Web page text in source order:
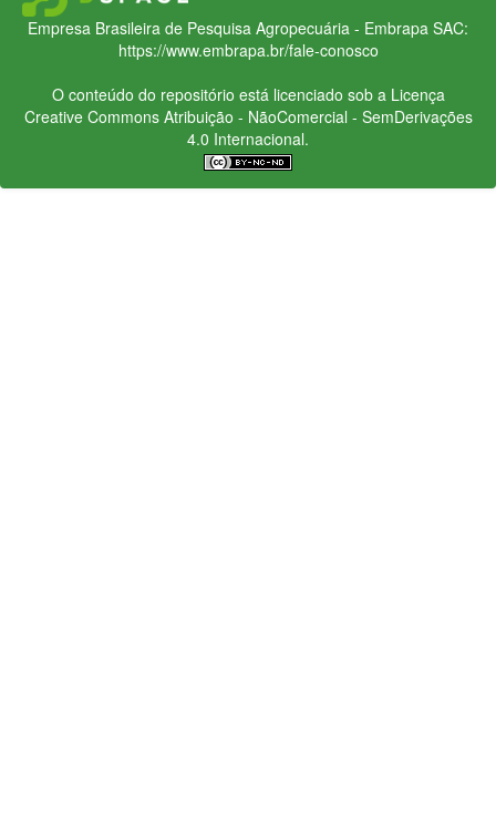
Empresa Brasileira de Pesquisa Agropecuária - Embrapa SAC:
https://www.embrapa.br/fale-conosco
O conteúdo do repositório está licenciado sob a Licença
Creative CommonsAtribuição - NãoComercial - SemDerivações
4.0 Internacional.